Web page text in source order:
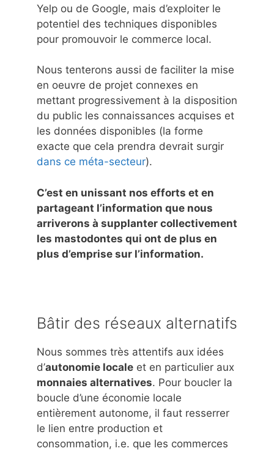
Yelp ou de Google, mais d’exploiter le
potentiel des techniques disponibles
pour promouvoir le commerce local.
Nous tenterons aussi de faciliter la mise
en oeuvre de projet connexes en
mettant progressivement à la disposition
du public les connaissances acquises et
les données disponibles (la forme
exacte que cela prendra devrait surgir
dans ce méta-secteur).
C’est en unissant nos efforts et en
partageant l’information que nous
arriverons à supplanter collectivement
les mastodontes qui ont de plus en
plus d’emprise sur l’information.
Bâtir des réseaux alternatifs
Nous sommes très attentifs aux idées
d’autonomie locale et en particulier aux
monnaies alternatives. Pour boucler la
boucle d’une économie locale
entièrement autonome, il faut resserrer
le lien entre production et
consommation, i.e. que les commerces